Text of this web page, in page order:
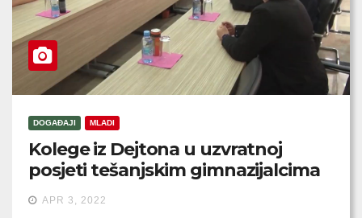
DOGAĐAJI MLADI
Kolege iz Dejtona u uzvratnoj
posjeti tešanjskim gimnazijalcima
APR 3, 2022